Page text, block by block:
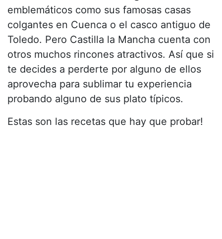
emblemáticos como sus famosas casas
colgantes en Cuenca o el casco antiguo de
Toledo. Pero Castilla la Mancha cuenta con
otros muchos rincones atractivos. Así que si
te decides a perderte por alguno de ellos
aprovecha para sublimar tu experiencia
probando alguno de sus plato típicos.
Estas son las recetas que hay que probar!